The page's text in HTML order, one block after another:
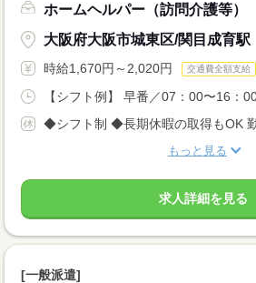
ホームヘルパー（訪問介護等）
大阪府大阪市城東区/関目成育駅
時給1,670円～2,020円 交通費全額支給
【シフト例】 早番／07：00〜16：
◆シフト制 ◆長期休暇の取得もOK 勤
もっと見る
求人詳細を見る
[一般派遣]